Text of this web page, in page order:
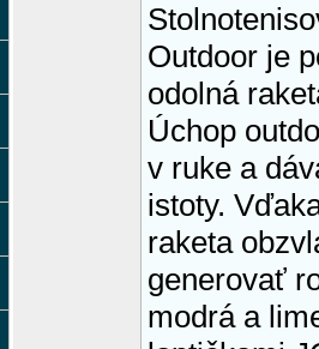
Outdoor je
odolná
Úchop
v ruke a
istoty.
raketa
generovať
modrá a